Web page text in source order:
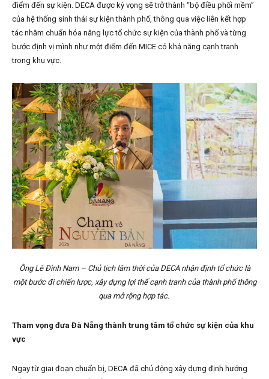
điểm đến sự kiện. DECA được kỳ vọng sẽ trở thành “bộ điều phối mềm”
của hệ thống sinh thái sự kiện thành phố, thông qua việc liên kết hợp
tác nhằm chuẩn hóa năng lực tổ chức sự kiện của thành phố và từng
bước định vị mình như một điểm đến MICE có khả năng cạnh tranh
trong khu vực.
Ông Lê Đình Nam – Chủ tịch lâm thời của DECA nhận định tổ chức là
một bước đi chiến lược, xây dựng lợi thế cạnh tranh của thành phố thông
qua mở rộng hợp tác.
Tham vọng đưa Đà Nẵng thành trung tâm tổ chức sự kiện của khu
vực
Ngay từ giai đoạn chuẩn bị, DECA đã chủ động xây dựng định hướng